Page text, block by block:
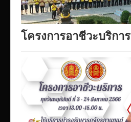
Elearning_kicec
Facebookงานประชาสัมพันธ์
ITA/ข้อมูลสาธารณะ
ID-PLAN
พัสดุ/จัดซื่อจัดจ้าง
Link รวมระบบรายงานข้อมูลต่าง ๆ
โครงการอาชีวะบริการ